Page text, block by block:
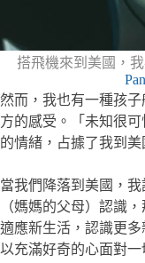
搭飛機來到美國，
然而，我也有一種孩
方的感受。「未知很
的情緒，占據了我到美
當我們降落到美國，
（媽媽的父母）認識
適應新生活，認識更
以充滿好奇的心面對